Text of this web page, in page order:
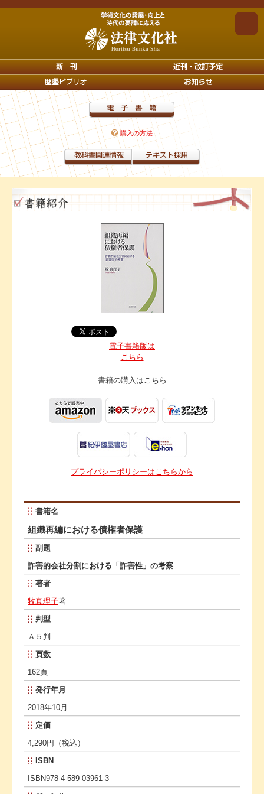
購入の方法
電子書籍版は
こちら
書籍の購入はこちら
プライバシーポリシーはこちらから
書籍名
組織再編における債権者保護
副題
詐害的会社分割における「詐害性」の考察
著者
牧真理子著
判型
Ａ５判
頁数
162頁
発行年月
2018年10月
定価
4,290円（税込）
ISBN
ISBN978-4-589-03961-3